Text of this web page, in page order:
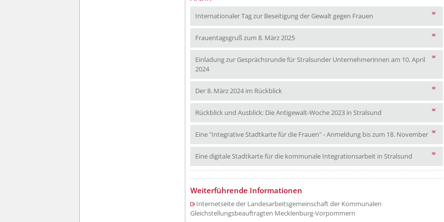
Internationaler Tag zur Beseitigung der Gewalt gegen Frauen Internationaler Tag zur
Frauentagsgruß zum 8. März 2025Frauentagsgruß zum 8. März 2025
Einladung zur Gesprächsrunde für Stralsunder Unternehmerinnen am 10. April
2024Einladung zur Gesprächsrunde für Stralsunder Unternehmerinnen am 10. April
Der 8. März 2024 im Rückblick
Rückblick und Ausblick: Die Antigewalt-Woche 2023 in Stralsund Rückblick und
Eine "Integrative Stadtkarte für die Frauen" - Anmeldung bis zum 18. NovemberEine
Eine digitale Stadtkarte für die kommunale Integrationsarbeit in Stralsund Eine
??? absaetzeUnten[1]/titel ???
Weiterführende Informationen
Internetseite der Landesarbeitsgemeinschaft der Kommunalen
Gleichstellungsbeauftragten Mecklenburg-Vorpommern